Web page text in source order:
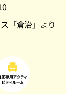
「倉治」より